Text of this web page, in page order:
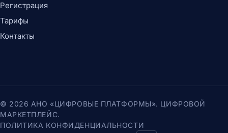
Регистрация
Тарифы
Контакты
© 2026 АНО «ЦИФРОВЫЕ ПЛАТФОРМЫ». ЦИФРОВОЙ
МАРКЕТПЛЕЙС.
ПОЛИТИКА КОНФИДЕНЦИАЛЬНОСТИ